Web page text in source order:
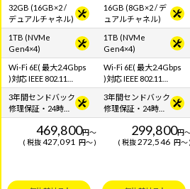
32GB (16GB×2 /
デュアルチャネル)
1TB (NVMe
Gen4×4)
Wi-Fi 6E( 最大2.4Gbps
)対応 IEEE 802.11
ax/ac/a/b/g/n準拠 ＋
Bluetooth 5内蔵
3年間センドバック
修理保証・24時間
×365日電話サポー
469,800円～
税抜 427,091 円～
16GB (8GB×2 / デ
ュアルチャネル)
1TB (NVMe
Gen4×4)
Wi-Fi 6E( 最大2.4Gbps
)対応 IEEE 802.11
ax/ac/a/b/g/n準拠 ＋
Bluetooth 5内蔵
3年間センドバック
修理保証・24時間
×365日電話サポー
299,800円
税抜 272,546 円～